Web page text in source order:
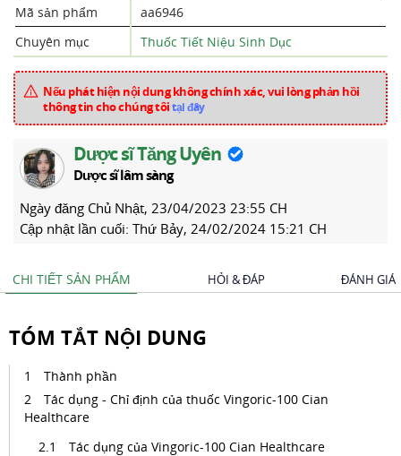
Mã sản phẩm
aa6946
Chuyên mục
Thuốc Tiết Niệu Sinh Dục
Nếu phát hiện nội dung không chính xác, vui lòng phản hồi
thông tin cho chúng tôitại đây
Dược sĩ Tăng Uyên
Dược sĩ lâm sàng
Ngày đăng Chủ Nhật, 23/04/2023 23:55 CH
Cập nhật lần cuối: Thứ Bảy, 24/02/2024 15:21 CH
CHI TIẾT SẢN PHẨM HỎI & ĐÁP ĐÁNH GIÁ
TÓM TẮT NỘI DUNG
Thành phần
Tác dụng - Chỉ định của thuốc Vingoric-100 Cian
Healthcare
Tác dụng của Vingoric-100 Cian Healthcare